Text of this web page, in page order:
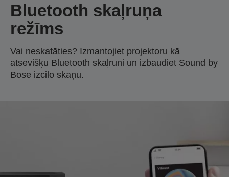
Bluetooth skaļruņa
režīms
Vai neskatāties? Izmantojiet projektoru kā
atsevišķu Bluetooth skaļruni un izbaudiet Sound by
Bose izcilo skaņu.